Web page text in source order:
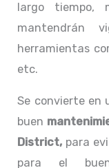
largo tiempo,
mantendrán
herramientas
etc.
Se convierte en
buen
District, para
para el